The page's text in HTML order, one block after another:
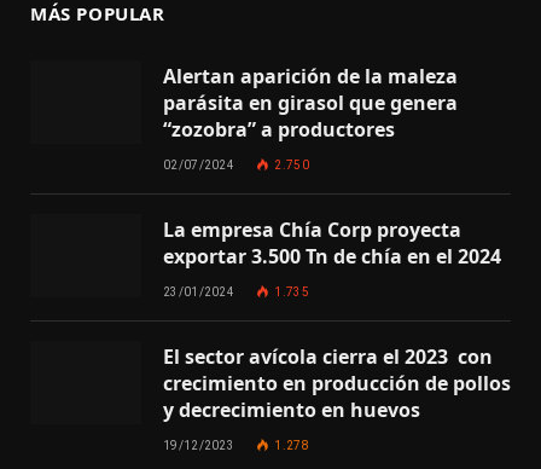
MÁS POPULAR
Alertan aparición de la maleza
parásita en girasol que genera
“zozobra” a productores
02/07/2024 2.750
La empresa Chía Corp proyecta
exportar 3.500 Tn de chía en el 2024
23/01/2024 1.735
El sector avícola cierra el 2023 con
crecimiento en producción de pollos
y decrecimiento en huevos
19/12/2023 1.278